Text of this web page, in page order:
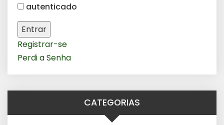
autenticado
Entrar
Registrar-se
Perdi a Senha
CATEGORIAS